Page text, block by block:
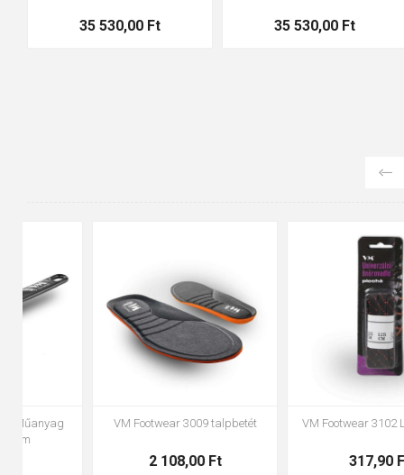
35 530,00 Ft 35 530,00 Ft
VM Footwear 3100 Fűző kör
334,90 Ft
VM Footwear 3000 Anatómiai
1 785,00 Ft
39
40